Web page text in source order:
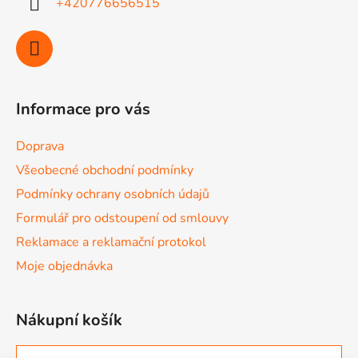
Informace pro vás
Doprava
Všeobecné obchodní podmínky
Podmínky ochrany osobních údajů
Formulář pro odstoupení od smlouvy
Reklamace a reklamační protokol
Moje objednávka
Nákupní košík